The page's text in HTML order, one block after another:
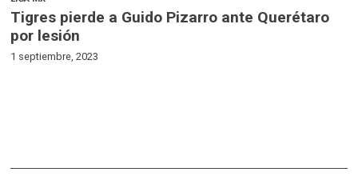
Tigres pierde a Guido Pizarro ante Querétaro
por lesión
1 septiembre, 2023